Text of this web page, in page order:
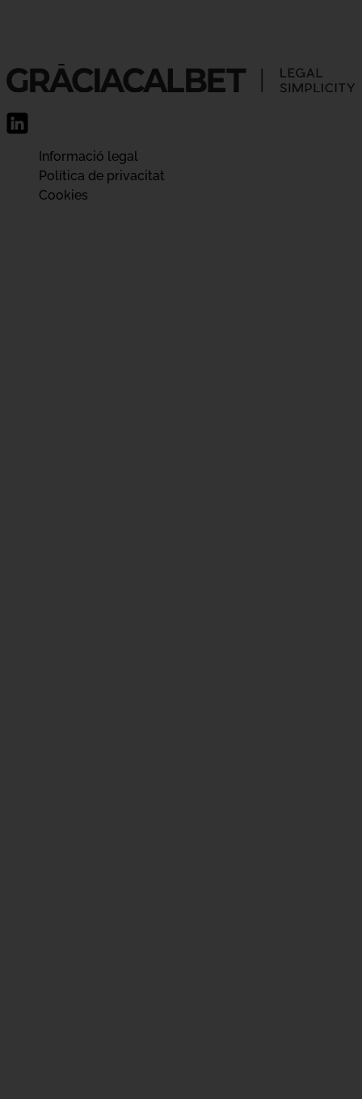
Informació legal
Política de privacitat
Cookies